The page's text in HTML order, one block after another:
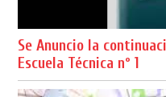
Se Anuncio la
Escuela Técnica nº 1